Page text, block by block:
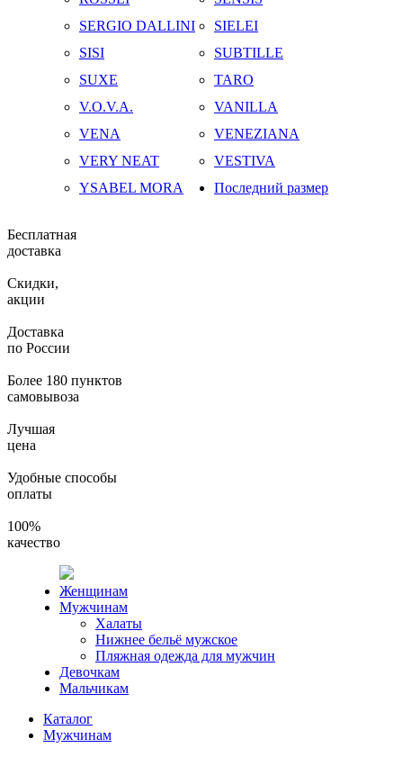
SERGIO DALLINI
SIELEI
SISI
SUBTILLE
SUXE
TARO
V.O.V.A.
VANILLA
VENA
VENEZIANA
VERY NEAT
VESTIVA
YSABEL MORA
Последний размер
Бесплатная
доставка
Скидки,
акции
Доставка
по России
Более 180 пунктов
самовывоза
Лучшая
цена
Удобные способы
оплаты
100%
качество
Женщинам
Мужчинам
Халаты
Нижнее бельё мужское
Пляжная одежда для мужчин
Девочкам
Мальчикам
Каталог
Мужчинам